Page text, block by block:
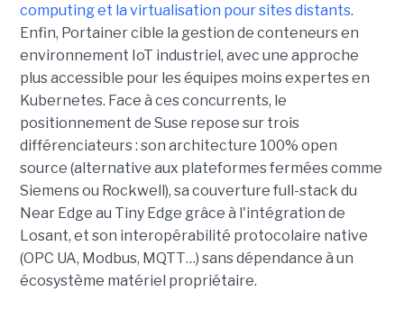
computing et la virtualisation pour sites distants.
Enfin, Portainer cible la gestion de conteneurs en
environnement IoT industriel, avec une approche
plus accessible pour les équipes moins expertes en
Kubernetes. Face à ces concurrents, le
positionnement de Suse repose sur trois
différenciateurs : son architecture 100% open
source (alternative aux plateformes fermées comme
Siemens ou Rockwell), sa couverture full-stack du
Near Edge au Tiny Edge grâce à l'intégration de
Losant, et son interopérabilité protocolaire native
(OPC UA, Modbus, MQTT…) sans dépendance à un
écosystème matériel propriétaire.